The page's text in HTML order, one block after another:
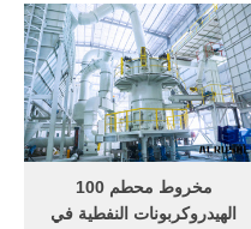
المصنعين الهيدروكربونات
النفطية الفك محطم في الصين
قيمة مقابل 250 طن مصنع
المحجر سحق دور الكيمياء في
التعدين والصناعة حجر كسارة
قائمة الأسعار في الهند.
مخروط محطم 100
الهيدروكربونات النفطية في